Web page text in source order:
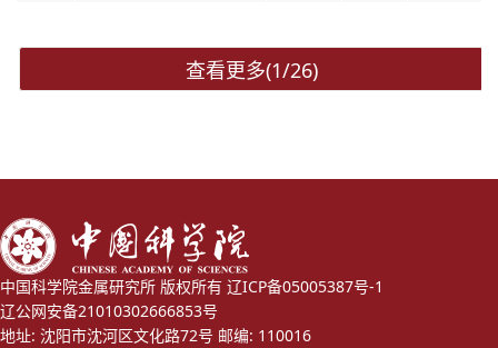
查看更多(1/26)
中国科学院金属研究所 版权所有 辽ICP备05005387号-1
辽公网安备21010302666853号
地址: 沈阳市沈河区文化路72号 邮编: 110016